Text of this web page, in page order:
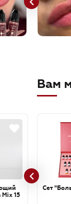
Вам
15
Сет